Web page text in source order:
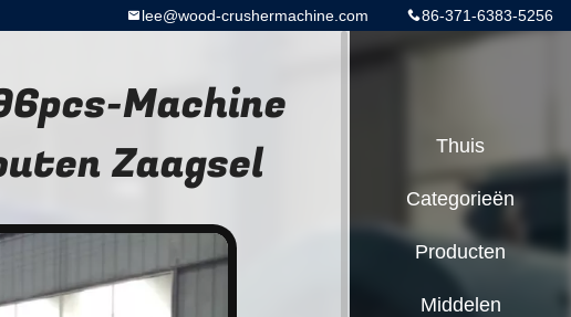
86-371-6383-5256
lee@wood-crushermachine.com
Machine
Zaagsel
Thuis
Categorieën
Producten
Middelen